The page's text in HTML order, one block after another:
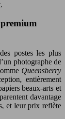
postes les plus
photographe de
Queensberry
entièrement
beaux-arts et
davantage
et leur prix reflète